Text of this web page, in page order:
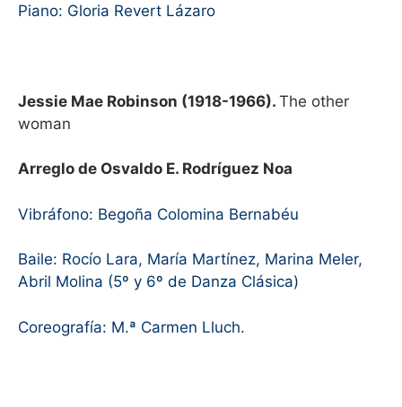
Piano: Gloria Revert Lázaro
Jessie Mae Robinson (1918-1966). The other
woman
Arreglo de Osvaldo E. Rodríguez Noa
Vibráfono: Begoña Colomina Bernabéu
Baile: Rocío Lara, María Martínez, Marina Meler,
Abril Molina (5º y 6º de Danza Clásica)
Coreografía: M.ª Carmen Lluch.